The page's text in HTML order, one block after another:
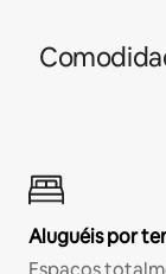
Aluguéis por